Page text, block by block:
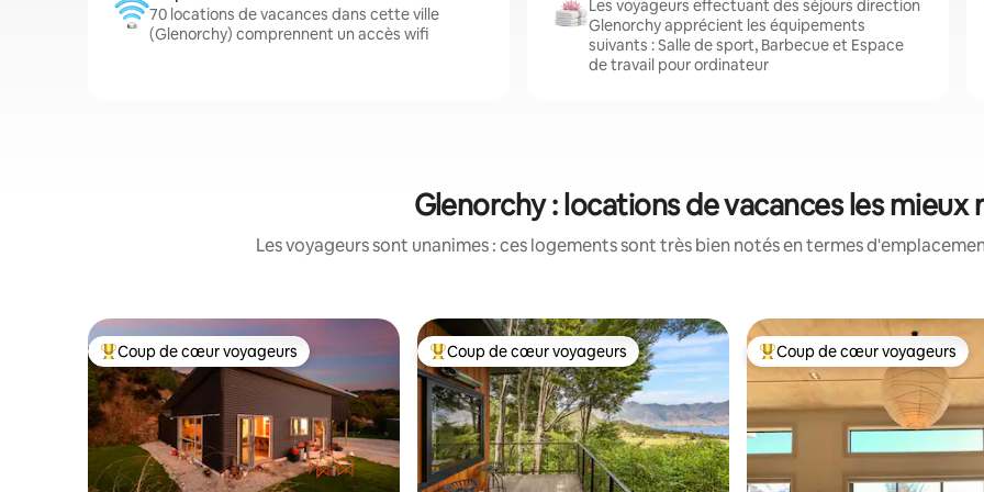
70 locations de vacances dans cette ville
(Glenorchy) comprennent un accès wifi
Les voyageurs effectuant des séjours direction
Glenorchy apprécient les équipements
suivants : Salle de sport, Barbecue et Espace
de travail pour ordinateur
Glenorchy : locations de vacances les mieux
Les voyageurs sont unanimes : ces logements sont très bien notés en termes
Coups de cœur voyageurs les plus appréciés
Coup de cœur voyageurs Coups de cœur voyageurs les plus appréciés
Coup de cœur voyageurs Coups de cœur voyageurs les
Coup de cœur voyageurs